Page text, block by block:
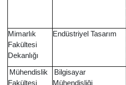
Mimarlık
Fakültesi
Dekanlığı
Endüstriyel Tasarım
Mühendislik
Fakültesi
Bilgisayar
Mühendisliği